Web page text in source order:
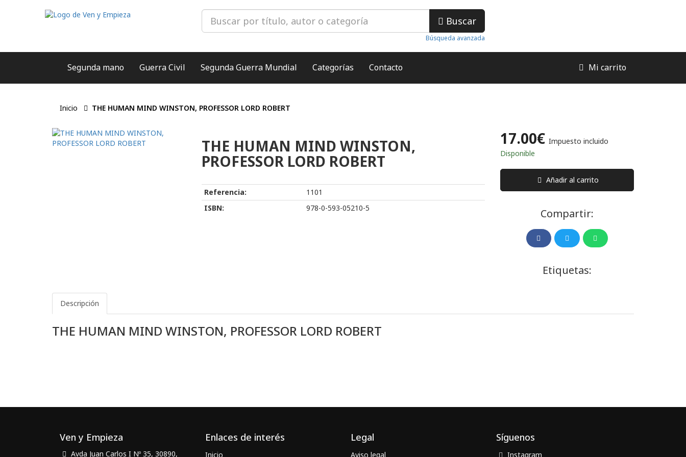
Buscar
Búsqueda avanzada
Segunda mano Guerra Civil Segunda Guerra Mundial Categorías Contacto Mi carrito
Inicio THE HUMAN MIND WINSTON, PROFESSOR LORD ROBERT
THE HUMAN MIND WINSTON,
PROFESSOR LORD ROBERT
Referencia:
1101
ISBN:
978-0-593-05210-5
17.00€ Impuesto incluido
Disponible
Añadir al carrito
Compartir:
Etiquetas:
Descripción
THE HUMAN MIND WINSTON, PROFESSOR LORD ROBERT
Ven y Empieza
Avda Juan Carlos I Nº 35, 30890,
Enlaces de interés
Inicio
Legal
Aviso legal
Síguenos
Instagram